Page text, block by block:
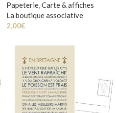
Papeterie,Carte & affiches
La boutique associative
2,00€